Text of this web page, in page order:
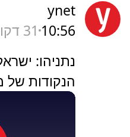
ynet
10:56 31 דקות
הנקודות של